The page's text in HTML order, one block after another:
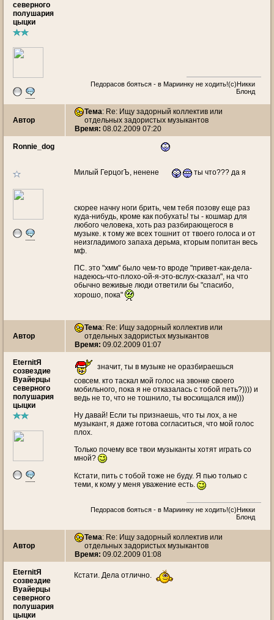
северного
полушария
цыцки
Педорасов бояться - в Мариинку не ходить!(с)Никки
Блонд
Автор
Тема: Re: Ищу задорный коллектив или
отдельных задористых музыкантов
Время: 08.02.2009 07:20
Ronnie_dog
Милый ГерцогЪ, ненене ты что??? да я
скорее начну ноги брить, чем тебя позову еще раз
куда-нибудь, кроме как побухать! ты - кошмар для
любого человека, хоть раз разбирающегося в
музыке. к тому же всех тошнит от твоего голоса и от
неизгладимого запаха дерьма, кторым попитан весь
мф.
ПС. это "хмм" было чем-то вроде "привет-как-дела-
надеюсь-что-плохо-ой-я-это-вслух-сказал", на что
обычно веживые люди ответили бы "спасибо,
хорошо, пока"
Автор
Тема: Re: Ищу задорный коллектив или
отдельных задористых музыкантов
Время: 09.02.2009 01:07
EternitЯ
созвездие
Вуайерцы
северного
полушария
цыцки
значит, ты в музыке не оразбираешься
совсем. кто таскал мой голос на звонке своего
мобильного, пока я не отказалась с тобой петь?)))) и
ведь не то, что не тошнило, ты восхищался им)))
Ну давай! Если ты признаешь, что ты лох, а не
музыкант, я даже готова согласиться, что мой голос
плох.
Только почему все твои музыканты хотят играть со
мной?
Кстати, пить с тобой тоже не буду. Я пью только с
теми, к кому у меня уважение есть.
Педорасов бояться - в Мариинку не ходить!(с)Никки
Блонд
Автор
Тема: Re: Ищу задорный коллектив или
отдельных задористых музыкантов
Время: 09.02.2009 01:08
EternitЯ
созвездие
Вуайерцы
северного
полушария
цыцки
Кстати. Дела отлично.